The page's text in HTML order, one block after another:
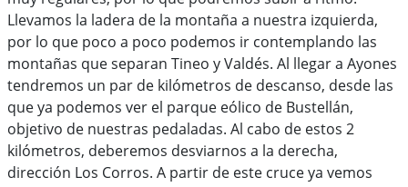
Llevamos la ladera de la montaña a nuestra izquierda,
por lo que poco a poco podemos ir contemplando las
montañas que separan Tineo y Valdés. Al llegar a Ayones
tendremos un par de kilómetros de descanso, desde las
que ya podemos ver el parque eólico de Bustellán,
objetivo de nuestras pedaladas. Al cabo de estos 2
kilómetros, deberemos desviarnos a la derecha,
dirección Los Corros. A partir de este cruce ya vemos